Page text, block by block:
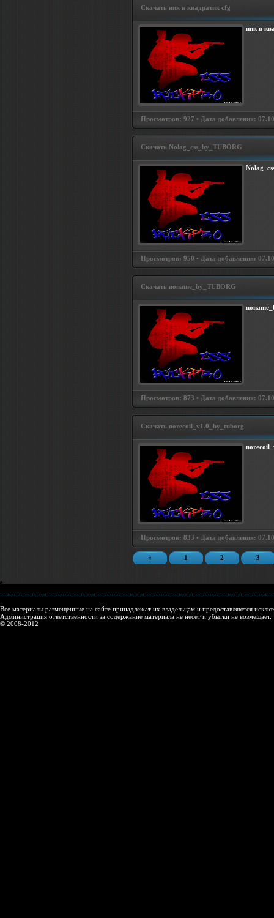
Скачать ник в квадратик cfg
ник в
Просмотров: 927 • Дата добавления:
Скачать Nolag_css_by_TUBORG
Просмотров: 950 • Дата добавления:
Скачать noname_by_TUBORG
Просмотров: 873 • Дата добавления:
Скачать norecoil_v1.0_by_tuborg
Просмотров: 833 • Дата добавления:
« 1 2 3
Все материалы размещенные на сайте принадлежат их владельцам и предоставляются
Администрация ответственности за содержание материала не несет и убытки не возмещает.
© 2008-2012